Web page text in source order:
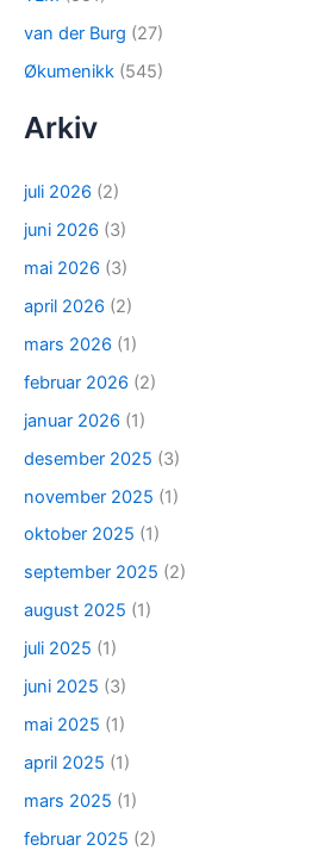
van der Burg (27)
Økumenikk (545)
Arkiv
juli 2026 (2)
juni 2026 (3)
mai 2026 (3)
april 2026 (2)
mars 2026 (1)
februar 2026 (2)
januar 2026 (1)
desember 2025 (3)
november 2025 (1)
oktober 2025 (1)
september 2025 (2)
august 2025 (1)
juli 2025 (1)
juni 2025 (3)
mai 2025 (1)
april 2025 (1)
mars 2025 (1)
februar 2025 (2)